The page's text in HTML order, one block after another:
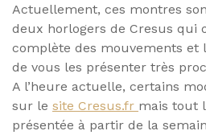
Actuellement, ces montres
deux horlogers de Cresus qui
complète des mouvements et
de vous les présenter très
A l’heure actuelle, certains
sur le site Cresus.fr mais tout
présentée à partir de la